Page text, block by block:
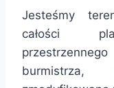
Jesteśmy
całości
burmistrza,